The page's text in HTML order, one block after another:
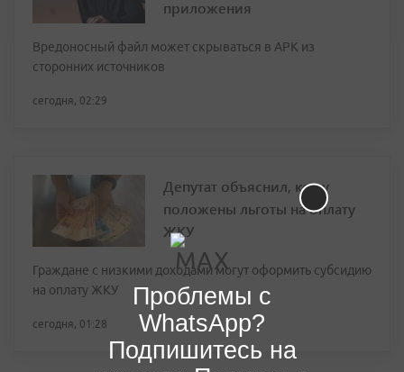
приложения
Вредоносный файл может скрываться в APK из
сторонних источников
сегодня, 02:29
Депутат объяснил, кому
положены льготы на оплату
ЖКУ
Граждане с низкими доходами могут оформить субсидию
на оплату ЖКУ
сегодня, 01:28
Проблемы с
WhatsApp?
Подпишитесь на